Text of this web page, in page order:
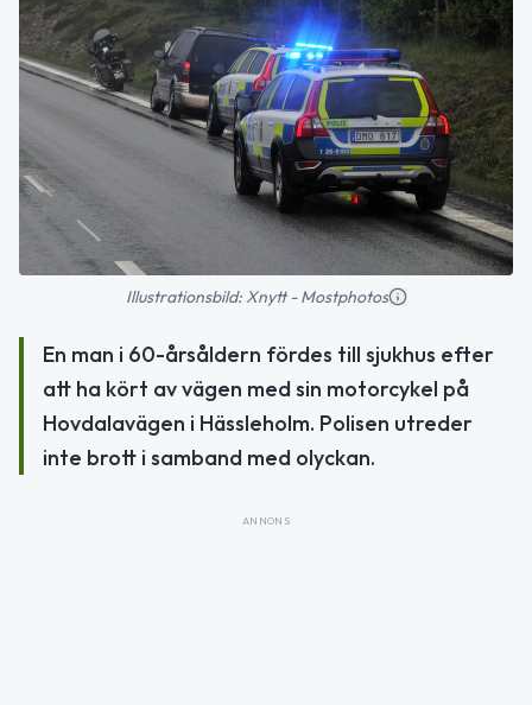
Illustrationsbild: Xnytt - Mostphotos
En man i 60-årsåldern fördes till sjukhus efter
att ha kört av vägen med sin motorcykel på
Hovdalavägen i Hässleholm. Polisen utreder
inte brott i samband med olyckan.
ANNONS